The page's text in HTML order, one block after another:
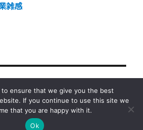
雑感
ました
to ensure that we give you the best
If you continue to use this site we
that you are happy with it.
Ok